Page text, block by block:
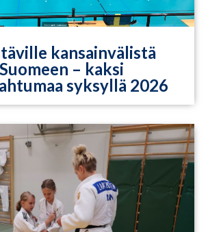
kansainvälistä
– kaksi
syksyllä 2026